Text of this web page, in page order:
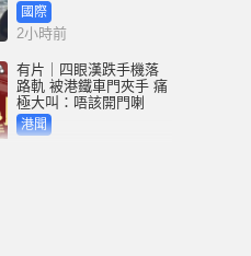
國際
2小時前
有片｜四眼漢跌手機落
路軌 被港鐵車門夾手 痛
極大叫：唔該開門喇
港聞